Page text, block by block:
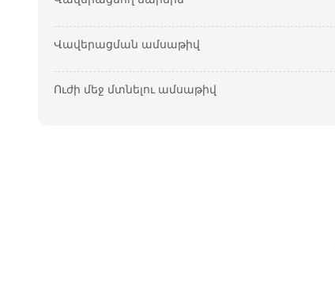
Վավերացման ամսաթիվ
Ուժի մեջ մտնելու ամսաթիվ